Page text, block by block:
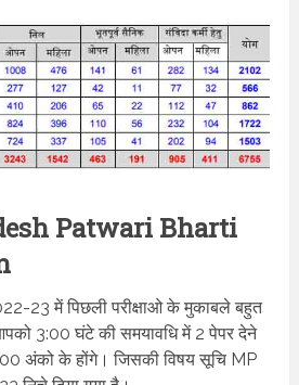
Patwari Bharti
23 में पिछली परीक्षाओ के मुकाबले बहुत
3:00 घंटे की समयावधि में 2 पेपर देने
अंको के होंगे। जिसकी विषय सूचि MP